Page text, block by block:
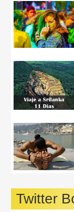
Twitter